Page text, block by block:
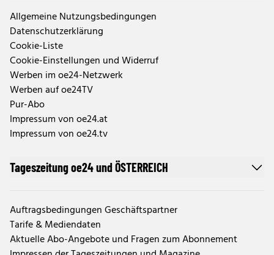
Allgemeine Nutzungsbedingungen
Datenschutzerklärung
Cookie-Liste
Cookie-Einstellungen und Widerruf
Werben im oe24-Netzwerk
Werben auf oe24TV
Pur-Abo
Impressum von oe24.at
Impressum von oe24.tv
Tageszeitung oe24 und ÖSTERREICH
Auftragsbedingungen Geschäftspartner
Tarife & Mediendaten
Aktuelle Abo-Angebote und Fragen zum Abonnement